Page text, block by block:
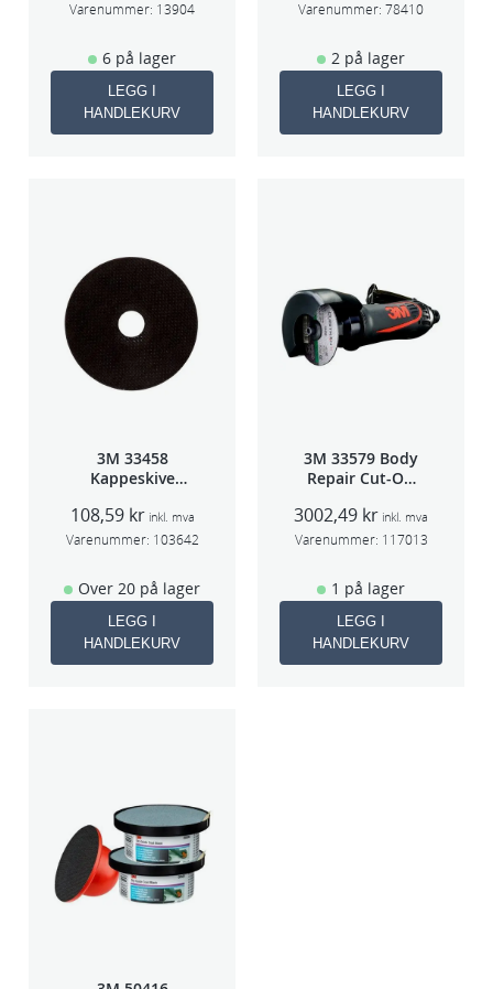
Varenummer: 13904
6 på lager
LEGG I
HANDLEKURV
70×198
Varenummer: 78410
2 på lager
LEGG I
HANDLEKURV
3M 33458
Kappeskive
5stk/pk pris/stk
108,59 kr inkl. mva
Varenummer: 103642
Over 20 på lager
LEGG I
HANDLEKURV
3M 33579 Body
Repair Cut-Off
75mm
3002,49 kr inkl. mva
Varenummer: 117013
1 på lager
LEGG I
HANDLEKURV